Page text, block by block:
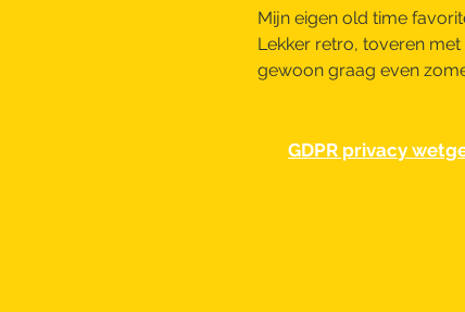
Mijn eigen old time
Lekker retro, toveren
gewoon graag even
GDPR privacy